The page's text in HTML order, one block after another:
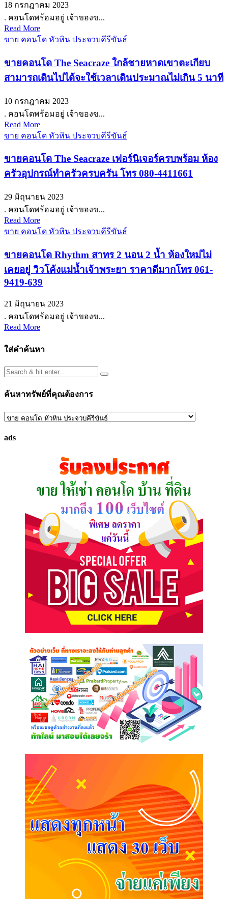
18 กรกฎาคม 2023
. คอนโดพร้อมอยู่ เจ้าของข...
Read More
ขาย คอนโด หัวหิน ประจวบคีรีขันธ์
ขายคอนโด The Seacraze ใกล้ชายหาดเขาตะเกียบ
สามารถเดินไปได้จะใช้เวลาเดินประมาณไม่เกิน 5 นาที
10 กรกฎาคม 2023
. คอนโดพร้อมอยู่ เจ้าของข...
Read More
ขาย คอนโด หัวหิน ประจวบคีรีขันธ์
ขายคอนโด The Seacraze เฟอร์นิเจอร์ครบพร้อม ห้อง
ครัวอุปกรณ์ทำครัวครบครัน โทร 080-4411661
29 มิถุนายน 2023
. คอนโดพร้อมอยู่ เจ้าของข...
Read More
ขาย คอนโด หัวหิน ประจวบคีรีขันธ์
ขายคอนโด Rhythm สาทร 2 นอน 2 น้ำ ห้องใหม่ไม่
เคยอยู่ วิวโค้งแม่น้ำเจ้าพระยา ราคาดีมากโทร 061-
9419-639
21 มิถุนายน 2023
. คอนโดพร้อมอยู่ เจ้าของข...
Read More
ใส่คำค้นหา
ค้นหาทรัพย์ที่คุณต้องการ
ค้นหา
ที่
ads